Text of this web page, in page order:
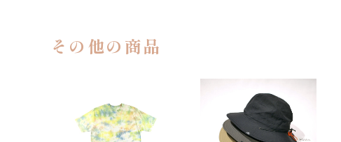
その他の商品